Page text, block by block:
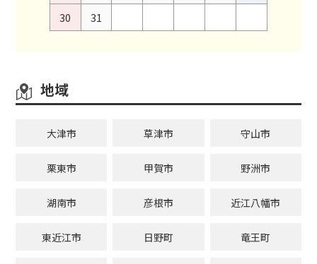
30
31
地域
大津市 草津市 守山市
栗東市 甲賀市 野洲市
湖南市 彦根市 近江八幡市
東近江市 日野町 竜王町